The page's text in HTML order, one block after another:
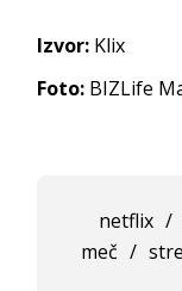
Izvor: Klix
Foto: BIZLife
netflix /
meč /